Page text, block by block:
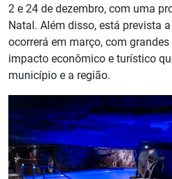
2 e 24 de dezembro, com uma
Natal. Além disso, está prevista
ocorrerá em março, com
impacto econômico e turístico
município e a região.